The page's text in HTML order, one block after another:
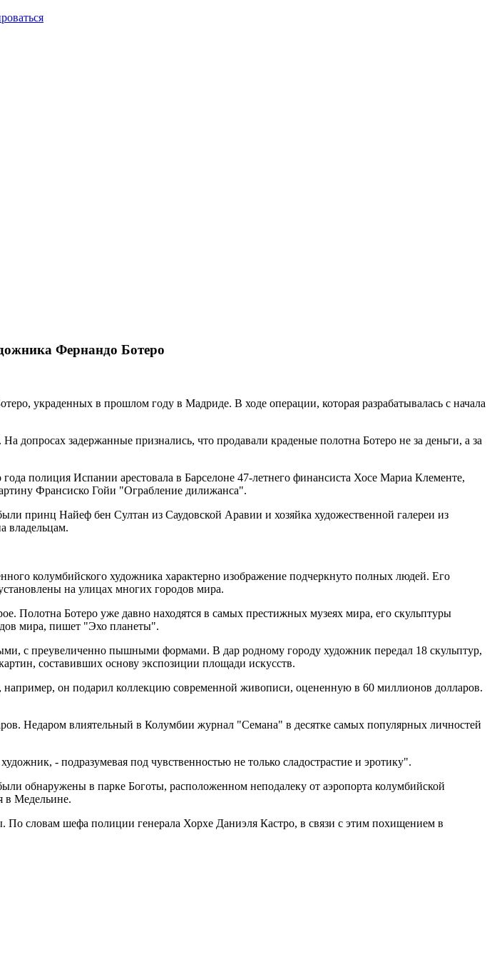
Фернандо Ботеро
украденных в прошлом году в Мадриде. В ходе операции, которая разрабатывалась с начала
задержанные признались, что продавали краденые полотна Ботеро не за деньги, а за
полиция Испании арестовала в Барселоне 47-летнего финансиста Хосе Мариа Клементе,
Франсиско Гойи "Ограбление дилижанса".
принц Найеф бен Султан из Саудовской Аравии и хозяйка художественной галереи из
владельцам.
колумбийского художника характерно изображение подчеркнуто полных людей. Его
на улицах многих городов мира.
Полотна Ботеро уже давно находятся в самых престижных музеях мира, его скульптуры
мира, пишет "Эхо планеты".
с преувеличенно пышными формами. В дар родному городу художник передал 18 скульптур,
составивших основу экспозиции площади искусств.
он подарил коллекцию современной живописи, оцененную в 60 миллионов долларов.
Недаром влиятельный в Колумбии журнал "Семана" в десятке самых популярных личностей
- подразумевая под чувственностью не только сладострастие и эротику".
обнаружены в парке Боготы, расположенном неподалеку от аэропорта колумбийской
в Медельине.
словам шефа полиции генерала Хорхе Даниэля Кастро, в связи с этим похищением в